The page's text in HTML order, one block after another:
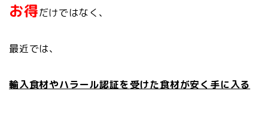
お得だけではなく、
最近では、
輸入食材やハラール認証を受けた食材が安く手に入る